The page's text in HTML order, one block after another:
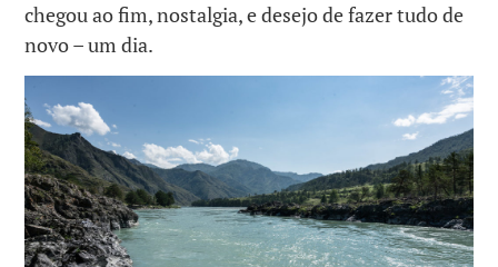
chegou ao fim, nostalgia, e desejo de fazer tudo de
novo – um dia.